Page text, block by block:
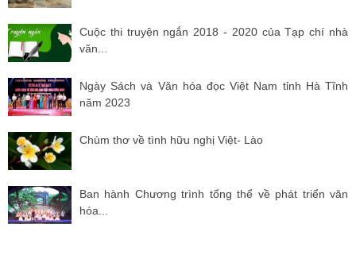
Cuộc thi truyện ngắn 2018 - 2020 của Tạp chí nhà
văn...
Ngày Sách và Văn hóa đọc Việt Nam tỉnh Hà Tĩnh
năm 2023
Chùm thơ về tình hữu nghị Việt- Lào
Ban hành Chương trình tổng thể về phát triển văn
hóa...